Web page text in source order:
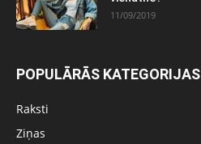
11/09/2019
POPULĀRĀS KATEGORIJAS
Raksti
Ziņas